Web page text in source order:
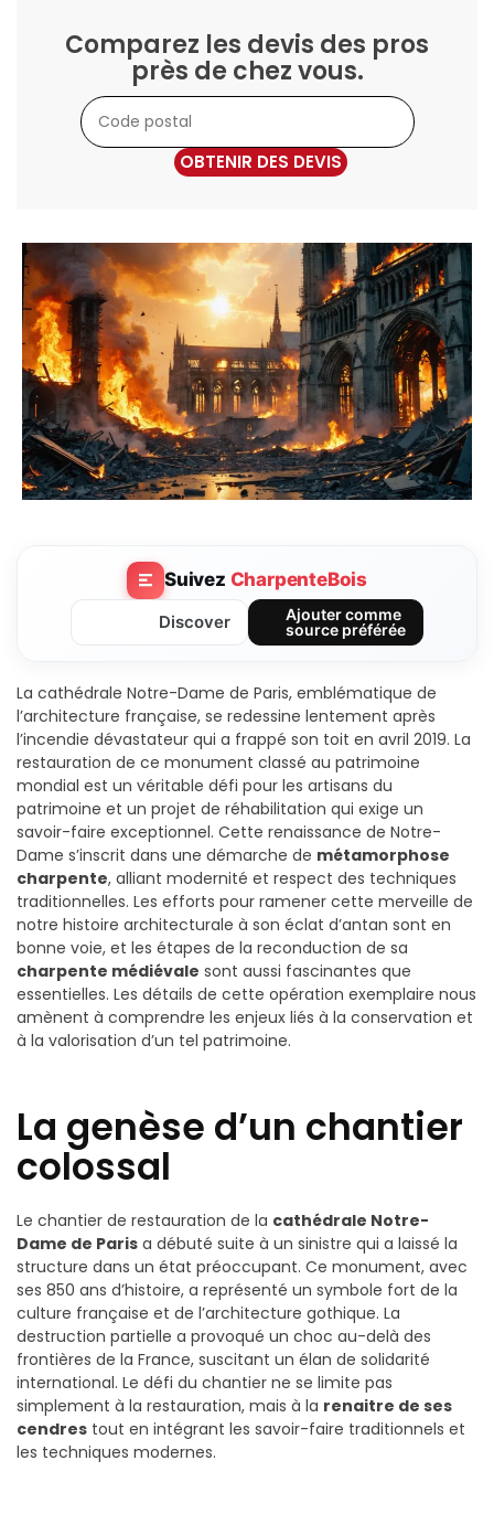
Comparez les devis des pros
près de chez vous.
OBTENIR DES DEVIS
Suivez CharpenteBois
Discover
Ajouter comme
source préférée
La cathédrale Notre-Dame de Paris, emblématique de
l’architecture française, se redessine lentement après
l’incendie dévastateur qui a frappé son toit en avril 2019. La
restauration de ce monument classé au patrimoine
mondial est un véritable défi pour les artisans du
patrimoine et un projet de réhabilitation qui exige un
savoir-faire exceptionnel. Cette renaissance de Notre-
Dame s’inscrit dans une démarche de métamorphose
charpente, alliant modernité et respect des techniques
traditionnelles. Les efforts pour ramener cette merveille de
notre histoire architecturale à son éclat d’antan sont en
bonne voie, et les étapes de la reconduction de sa
charpente médiévale sont aussi fascinantes que
essentielles. Les détails de cette opération exemplaire nous
amènent à comprendre les enjeux liés à la conservation et
à la valorisation d’un tel patrimoine.
La genèse d’un chantier
colossal
Le chantier de restauration de la cathédrale Notre-
Dame de Paris a débuté suite à un sinistre qui a laissé la
structure dans un état préoccupant. Ce monument, avec
ses 850 ans d’histoire, a représenté un symbole fort de la
culture française et de l’architecture gothique. La
destruction partielle a provoqué un choc au-delà des
frontières de la France, suscitant un élan de solidarité
international. Le défi du chantier ne se limite pas
simplement à la restauration, mais à la renaitre de ses
cendres tout en intégrant les savoir-faire traditionnels et
les techniques modernes.